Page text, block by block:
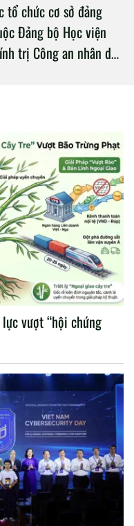
tổ chức cơ sở đảng
Đảng bộ Học viện
trị Công an nhân dân
vượt “hội chứng